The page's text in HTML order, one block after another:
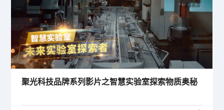
聚光科技品牌系列影片之智慧实验室探索物质奥秘